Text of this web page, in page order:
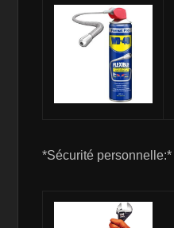
*Sécurité personnelle:*